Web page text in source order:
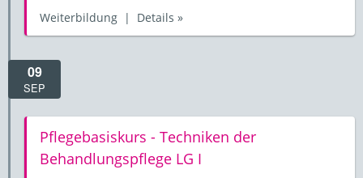
Weiterbildung | Details »
09
SEP
Pflegebasiskurs - Techniken der
Behandlungspflege LG I